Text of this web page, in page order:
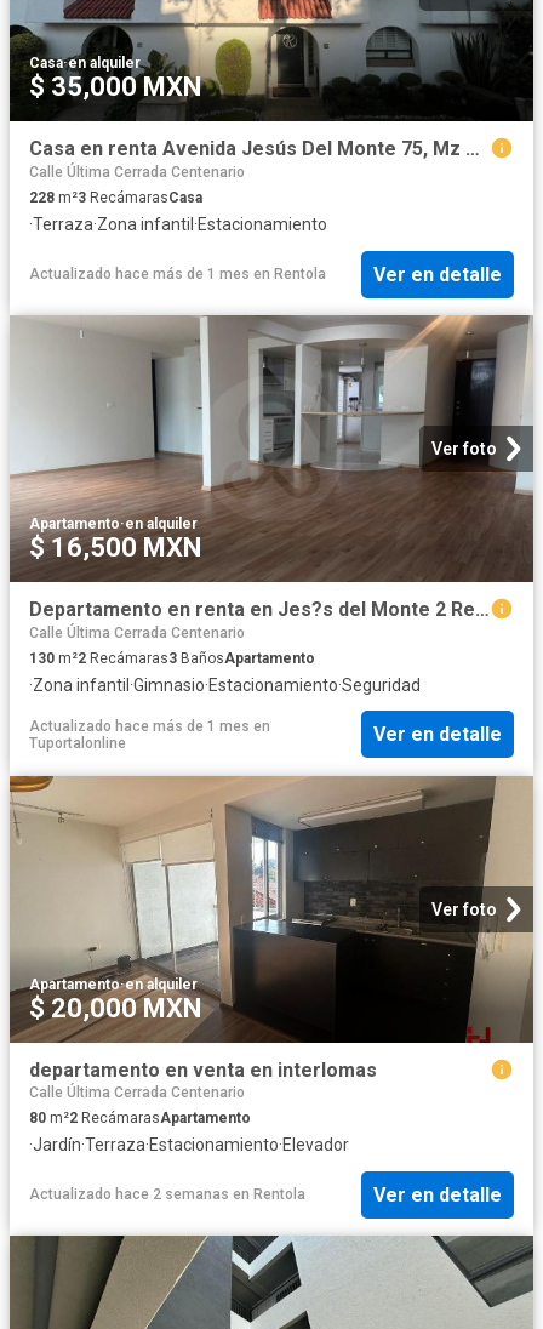
Casa·en alquiler
$ 35,000 MXN
Casa en renta Avenida Jesús Del Monte 75, Mz 069, Jesus Del Monte, Ciudad De México, Estado De México, México
Calle Última Cerrada Centenario
228 m²3 RecámarasCasa
·Terraza·Zona infantil ·Estacionamiento
Actualizado hace más de 1 mes en Rentola Ver en detalle
Ver foto
Apartamento·en alquiler
$ 16,500 MXN
Departamento en renta en Jes?s del Monte 2 Rec?maras
Calle Última Cerrada Centenario
130 m²2 Recámaras3 BañosApartamento
·Zona infantil ·Gimnasio·Estacionamiento·Seguridad
Actualizado hace más de 1 mes en
Tuportalonline
Ver en detalle
Ver foto
Apartamento·en alquiler
$ 20,000 MXN
departamento en venta en interlomas
Calle Última Cerrada Centenario
80 m²2 RecámarasApartamento
·Jardín·Terraza·Estacionamiento·Elevador
Actualizado hace 2 semanas en Rentola Ver en detalle